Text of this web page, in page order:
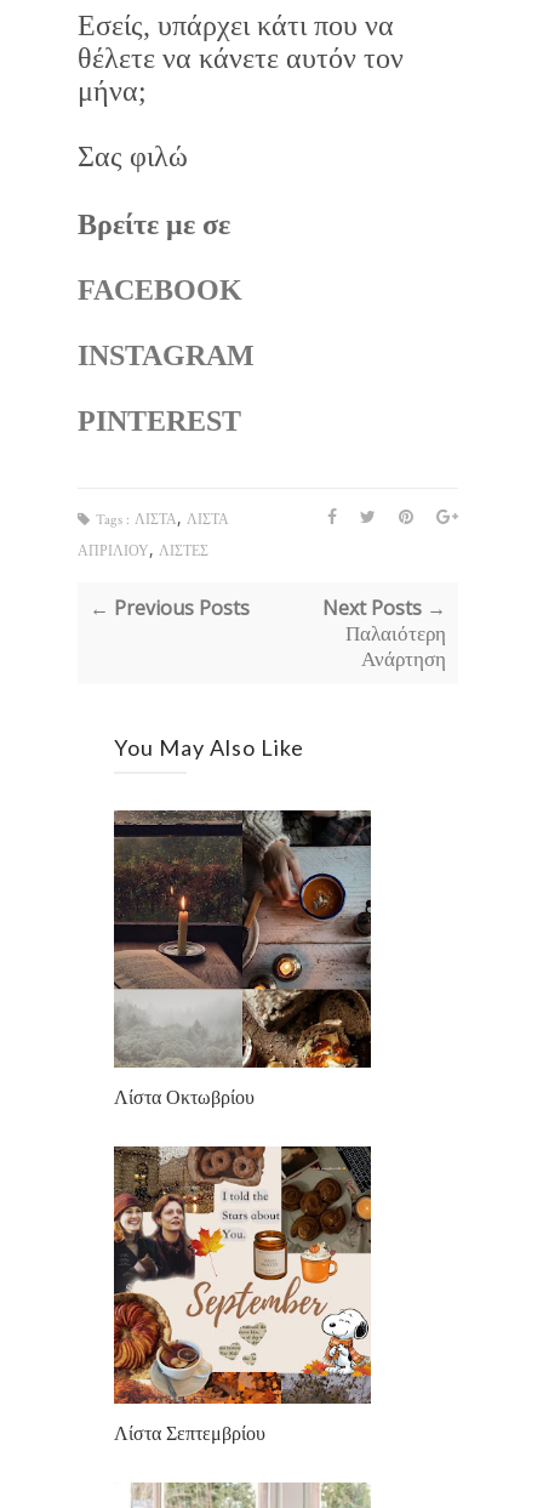
Εσείς, υπάρχει κάτι που να
θέλετε να κάνετε αυτόν τον
μήνα;
Σας φιλώ
Βρείτε με σε
FACEBOOK
INSTAGRAM
PINTEREST
Tags : ΛΙΣΤΑ, ΛΙΣΤΑ
ΑΠΡΙΛΙΟΥ, ΛΙΣΤΕΣ
← Previous Posts Next Posts →
Παλαιότερη
Ανάρτηση
You May Also Like
Λίστα Οκτωβρίου
Λίστα Σεπτεμβρίου